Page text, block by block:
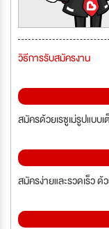
วิธีการรับสมัครงาน
สมัครด้วยเรซูเม่รูปแบบ
สมัครง่ายและรวดเร็ว